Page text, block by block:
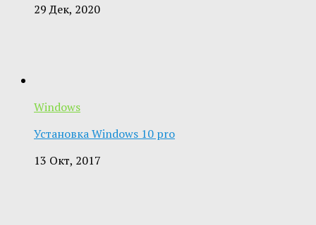
29 Дек, 2020
Windows
Установка Windows 10 pro
13 Окт, 2017